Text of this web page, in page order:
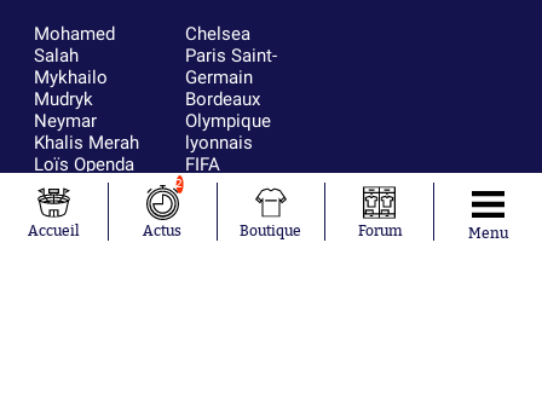
Mohamed
Salah
Mykhailo
Mudryk
Neymar
Khalis Merah
Loïs Openda
Moussa
Niakhaté
Nicolás
Chelsea
Paris Saint-
Germain
Bordeaux
Olympique
lyonnais
FIFA
Real Madrid
RC Strasbourg
AC Milan
Accueil
2
Actus Boutique Forum Menu